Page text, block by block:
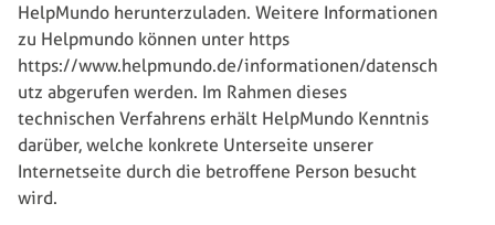
HelpMundo herunterzuladen. Weitere Informationen
zu Helpmundo können unter https
https://www.helpmundo.de/informationen/datensch
utz abgerufen werden. Im Rahmen dieses
technischen Verfahrens erhält HelpMundo Kenntnis
darüber, welche konkrete Unterseite unserer
Internetseite durch die betroffene Person besucht
wird.